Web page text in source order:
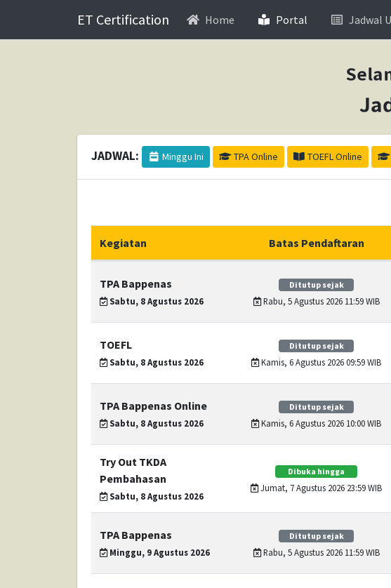
ET Certification Home Portal(current)Jadwal
JADWAL: Minggu Ini TPA Online TOEFL Online
Kegiatan Batas Pendaftaran
TPA Bappenas
Sabtu, 8 Agustus 2026
Ditutup sejak
Rabu, 5 Agustus 2026 11:59 WIB
TOEFL
Sabtu, 8 Agustus 2026
Ditutup sejak
Kamis, 6 Agustus 2026 09:59 WIB
TPA Bappenas Online
Sabtu, 8 Agustus 2026
Ditutup sejak
Kamis, 6 Agustus 2026 10:00 WIB
Try Out TKDA
Pembahasan
Sabtu, 8 Agustus 2026
Dibuka hingga
Jumat, 7 Agustus 2026 23:59 WIB
TPA Bappenas
Minggu, 9 Agustus 2026
Ditutup sejak
Rabu, 5 Agustus 2026 11:59 WIB